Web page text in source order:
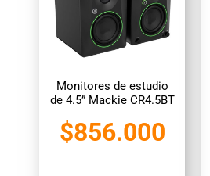
Monitores de estudio
de 4.5” Mackie CR4.5BT
$856.000